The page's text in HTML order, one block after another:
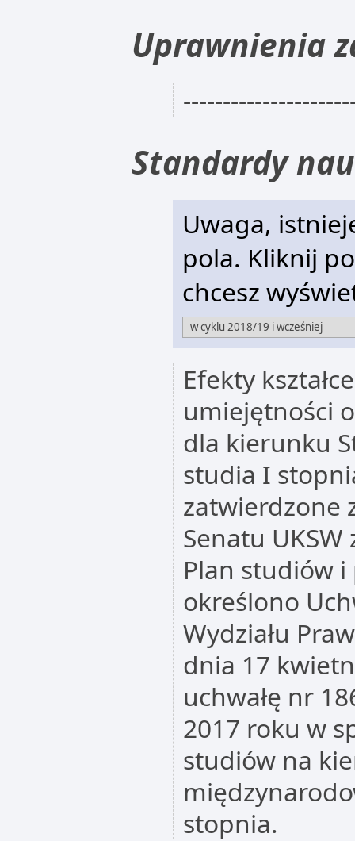
Uprawnienia
Standardy
Uwaga,
pola. Kliknij
chcesz
Efekty
umiejętności
dla kierunku
studia I
zatwierdzone
Senatu
Plan studiów i
określono
Wydziału
dnia 17
uchwałę nr
2017 roku w
studiów na
stopnia.